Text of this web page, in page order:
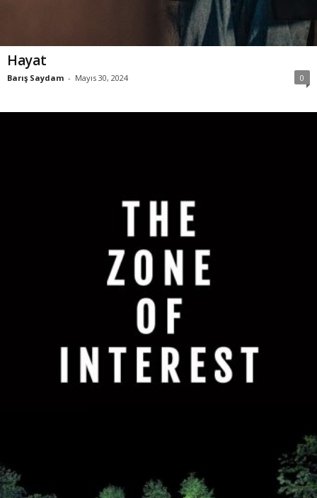
Hayat
Barış Saydam - Mayıs 30, 2024 0